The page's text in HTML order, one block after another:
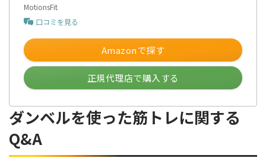
MotionsFit
口コミを見る
Amazonで探す
正規代理店で購入する
ダンベルを使った筋トレに関する
Q&A